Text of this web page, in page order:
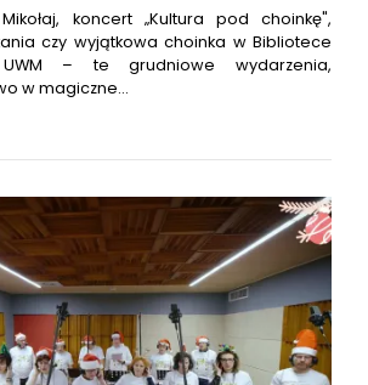
koncert „Kultura pod choinkę",
czy wyjątkowa choinka w Bibliotece
UWM – te grudniowe wydarzenia,
w magiczne…